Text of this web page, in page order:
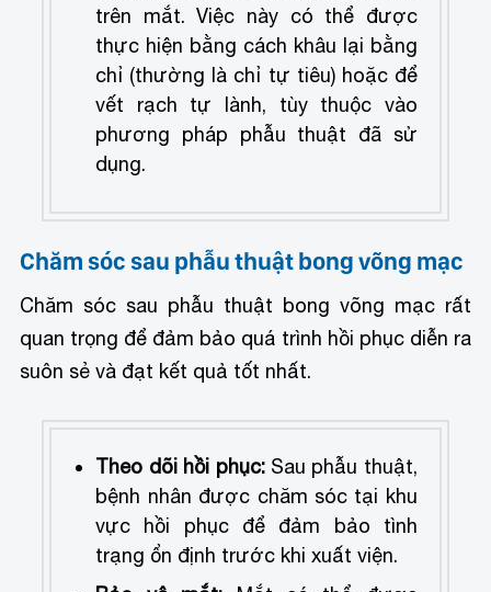
trên mắt. Việc này có thể được
thực hiện bằng cách khâu lại bằng
chỉ (thường là chỉ tự tiêu) hoặc để
vết rạch tự lành, tùy thuộc vào
phương pháp phẫu thuật đã sử
dụng.
Chăm sóc sau phẫu thuật bong võng mạc
Chăm sóc sau phẫu thuật bong võng mạc rất
quan trọng để đảm bảo quá trình hồi phục diễn ra
suôn sẻ và đạt kết quả tốt nhất.
Theo dõi hồi phục:Sau phẫu thuật,
bệnh nhân được chăm sóc tại khu
vực hồi phục để đảm bảo tình
trạng ổn định trước khi xuất viện.